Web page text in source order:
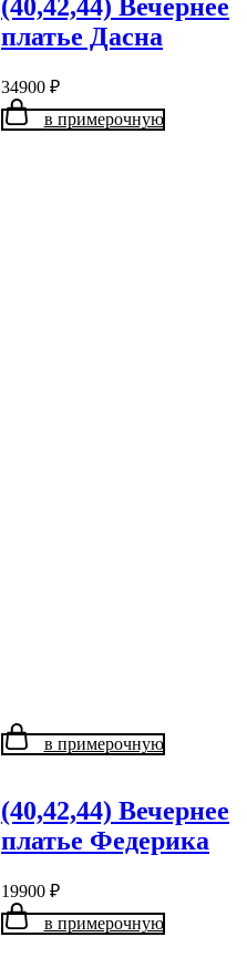
(40,42,44) Вечернее
платье Дасна
34900 ₽
в примерочную
в примерочную
(40,42,44) Вечернее
платье Федерика
19900 ₽
в примерочную